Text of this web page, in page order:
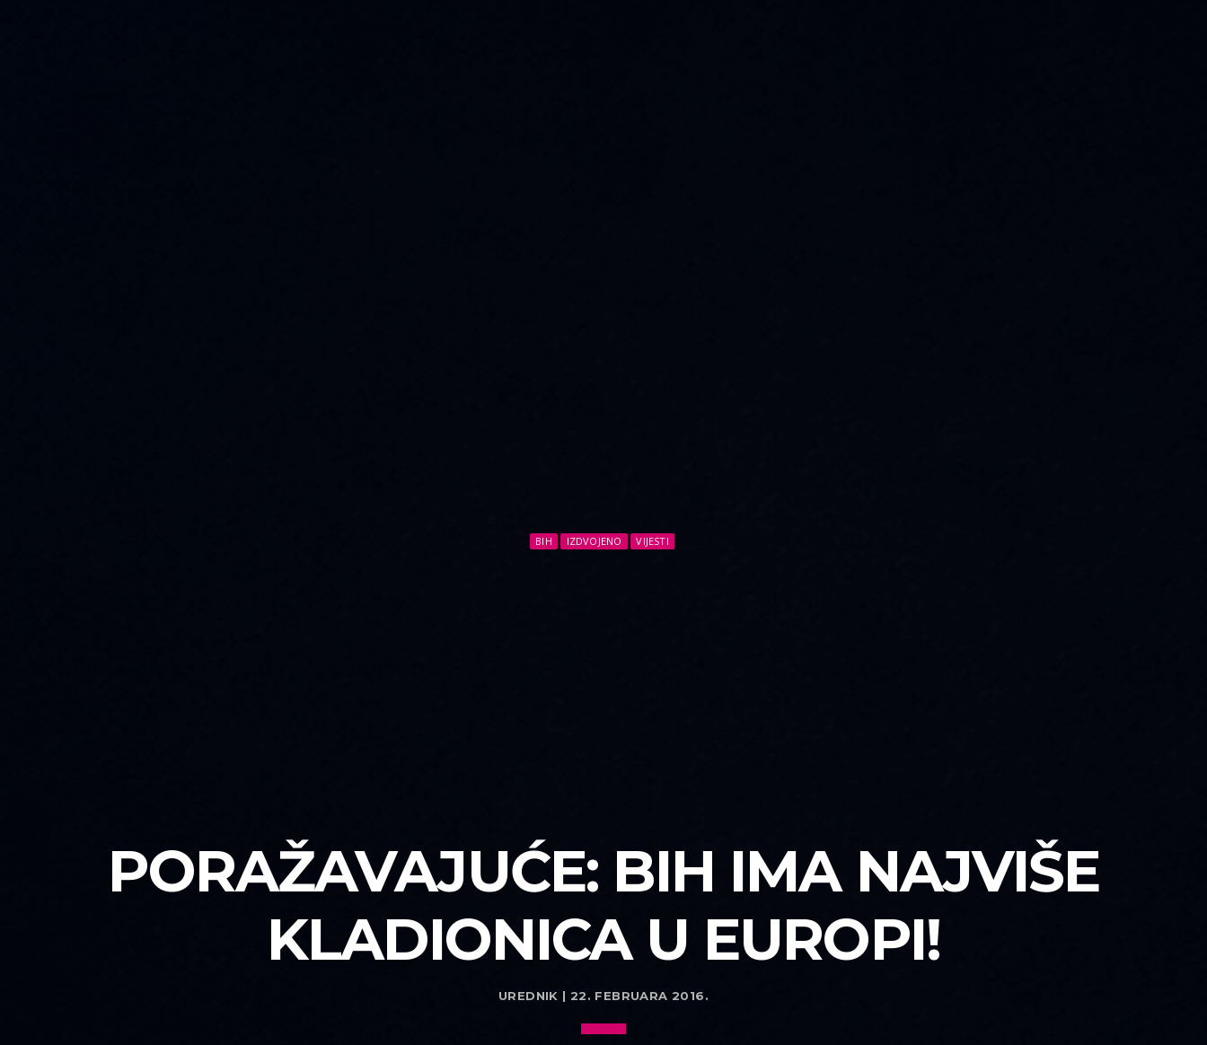
BIH IZDVOJENO VIJESTI
PORAŽAVAJUĆE: BIH IMA NAJVIŠE
KLADIONICA U EUROPI!
UREDNIK | 22. FEBRUARA 2016.